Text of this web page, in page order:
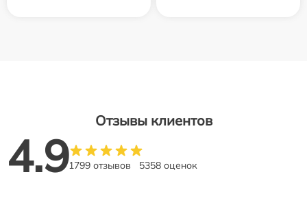
Отзывы клиентов
4.91799 отзывов 5358 оценок